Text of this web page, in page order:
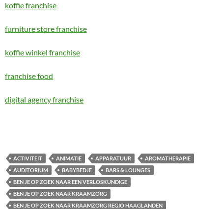
koffie franchise
furniture store franchise
koffie winkel franchise
franchise food
digital agency franchise
ACTIVITEIT ANIMATIE APPARATUUR
AROMATHERAPIE
AUDITORIUM
BABYBEDJE
BARS & LOUNGES
BEN JE OP ZOEK NAAR EEN VERLOSKUNDIGE
BEN JE OP ZOEK NAAR KRAAMZORG
BEN JE OP ZOEK NAAR KRAAMZORG REGIO HAAGLANDEN